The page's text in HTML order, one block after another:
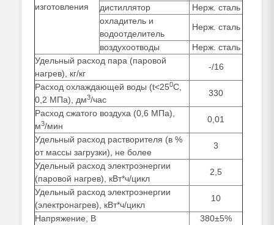
изготовления
дистиллятор
Нерж. сталь
охладитель и
водоотделитель
Нерж. сталь
воздухоотводы
Нерж. сталь
Удельный расход пара (паровой
нагрев), кг/кг
-/16
Расход охлаждающей воды (t<250С,
0,2 МПа), дм3/час
330
Расход сжатого воздуха (0,6 МПа),
м3/мин
0,01
Удельный расход растворителя (в %
от массы загрузки), не более
3
Удельный расход электроэнергии
(паровой нагрев), кВт*ч/цикл
2,5
Удельный расход электроэнергии
(электронагрев), кВт*ч/цикл
10
Напряжение, В 380±5%